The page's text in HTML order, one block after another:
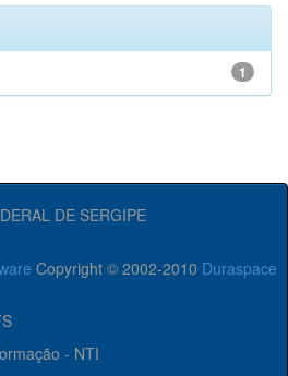
1
DE SERGIPE
Copyright © 2002-2010 Duraspace
- NTI